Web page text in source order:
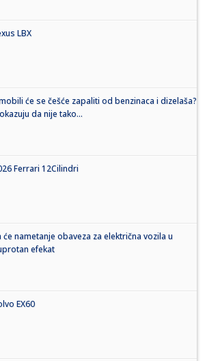
LBX
će se češće zapaliti od benzinaca i dizelaša?
da nije tako...
Ferrari 12Cilindri
nametanje obaveza za električna vozila u
efekat
EX60